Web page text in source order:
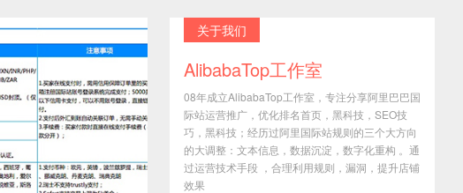
关于我们
AlibabaTop工作室
08年成立AlibabaTop工作室，专注分享阿里巴巴国
际站运营推广，优化排名首页，黑科技，SEO技
巧，黑科技；经历过阿里国际站规则的三个大方向
的大调整：文本信息，数据沉淀，数字化重构 。通
过运营技术手段 ，合理利用规则，漏洞，提升店铺
效果